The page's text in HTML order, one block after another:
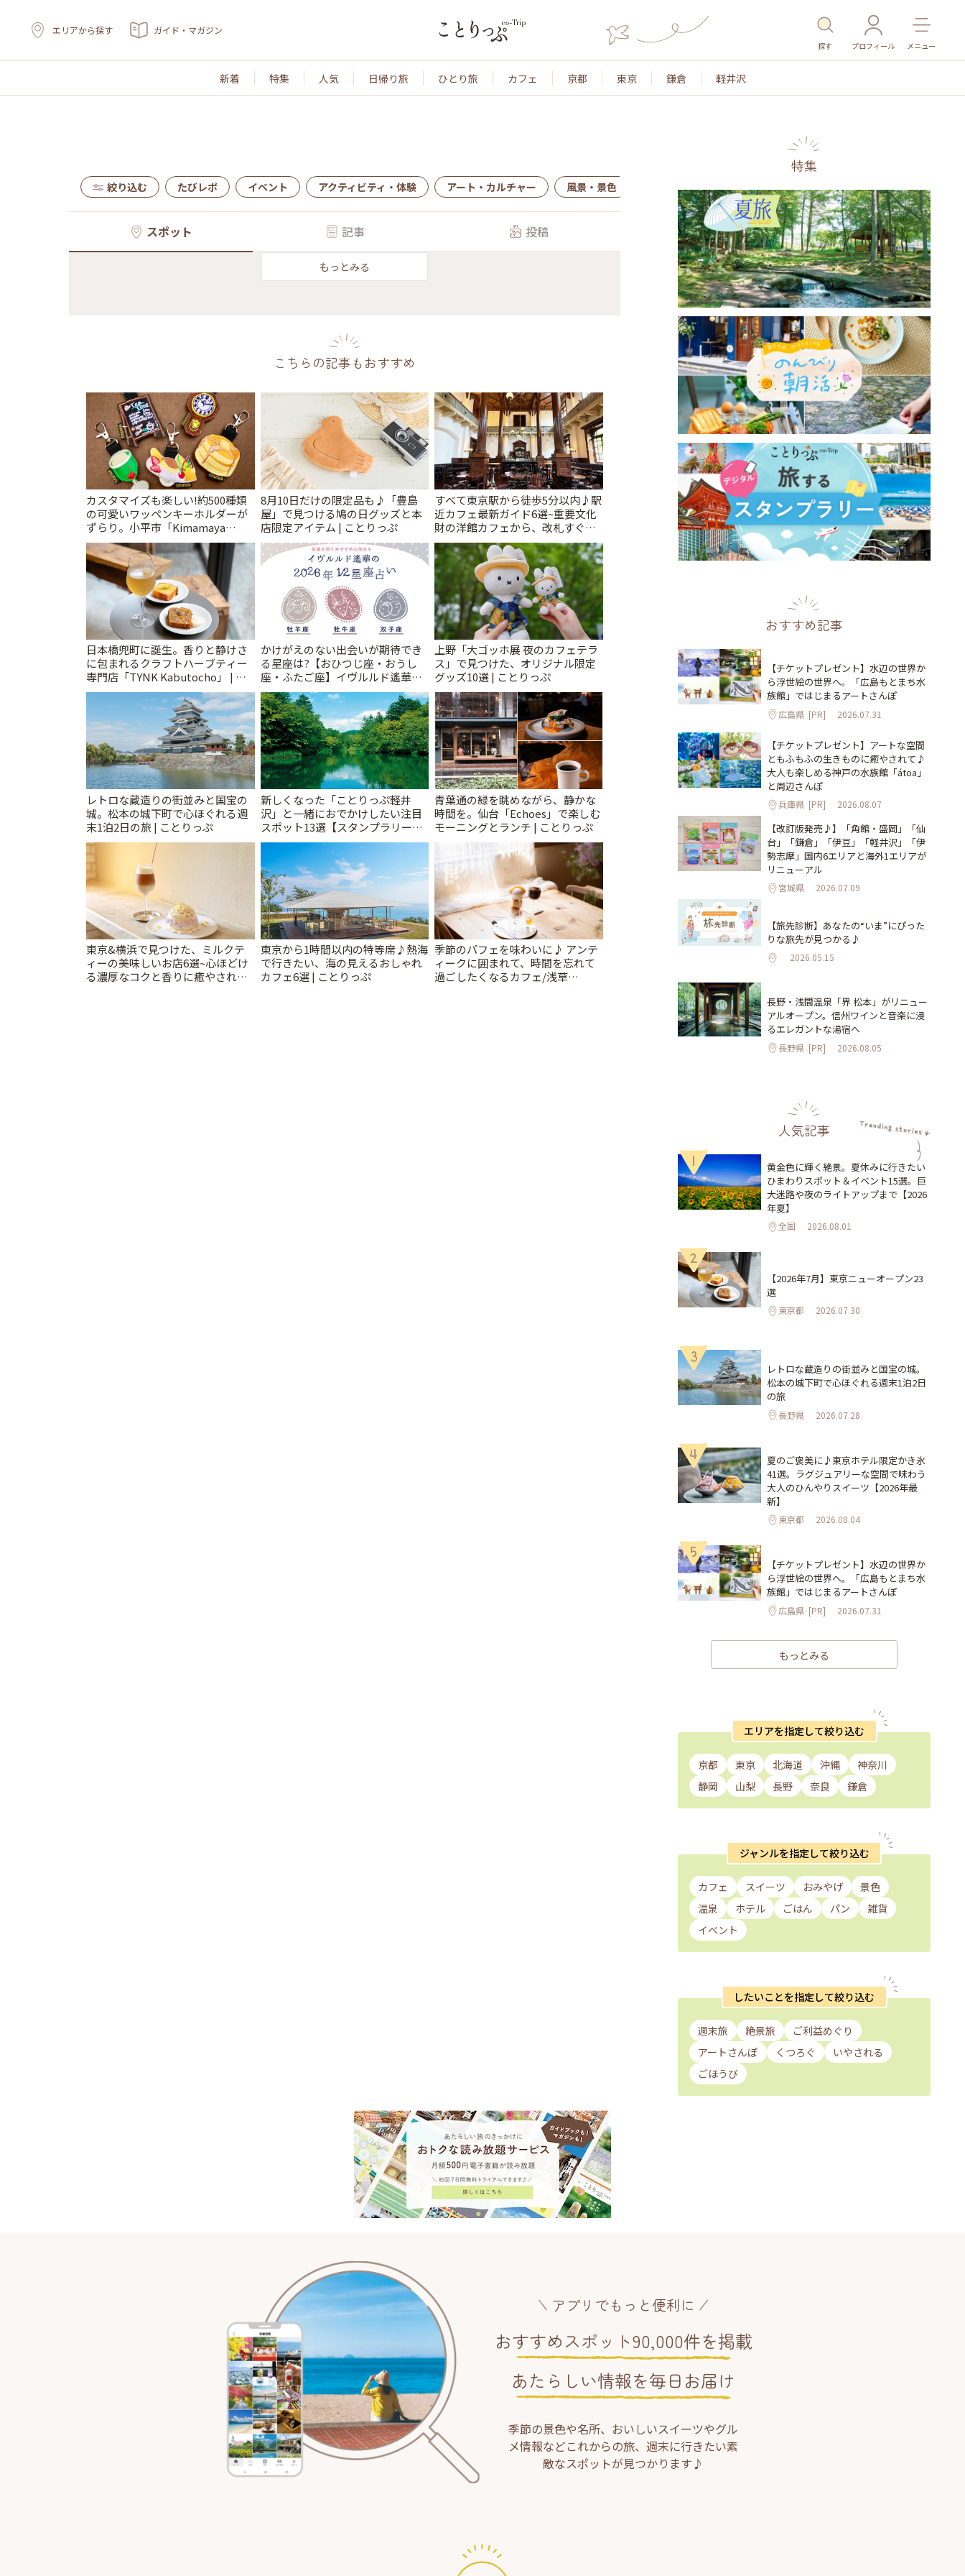
エリアから探す ガイド・マガジン
探す プロフィール メニュー
新着 特集 人気 日帰り旅 ひとり旅 カフェ 京都 東京 鎌倉 軽井沢
絞り込む たびレポ イベント アクティビティ・体験 アート・カルチャー 風景・景色 名所・旧跡 温泉・スパ その他施設 ごはん
スポット 記事 投稿
もっとみる
こちらの記事もおすすめ
カスタマイズも楽しい!約500種類
の可愛いワッペンキーホルダーが
ずらり。小平市「Kimamaya
T&K」 | ことりっぷ
8月10日だけの限定品も♪「豊島
屋」で見つける鳩の日グッズと本
店限定アイテム | ことりっぷ
すべて東京駅から徒歩5分以内♪駅
近カフェ最新ガイド6選~重要文化
財の洋館カフェから、改札すぐの
レトロ喫茶まで~ | ことりっぷ
日本橋兜町に誕生。香りと静けさ
に包まれるクラフトハーブティー
専門店「TYNK Kabutocho」 | こ
とりっぷ
かけがえのない出会いが期待でき
る星座は?【おひつじ座・おうし
座・ふたご座】イヴルルド遙華
2026年の幕開け~New Year~ | こと
りっぷ
上野「大ゴッホ展 夜のカフェテラ
ス」で見つけた、オリジナル限定
グッズ10選 | ことりっぷ
レトロな蔵造りの街並みと国宝の
城。松本の城下町で心ほぐれる週
末1泊2日の旅 | ことりっぷ
新しくなった「ことりっぷ軽井
沢」と一緒におでかけしたい注目
スポット13選【スタンプラリー開
催中】 | ことりっぷ
青葉通の緑を眺めながら、静かな
時間を。仙台「Echoes」で楽しむ
モーニングとランチ | ことりっぷ
東京&横浜で見つけた、ミルクテ
ィーの美味しいお店6選~心ほどけ
る濃厚なコクと香りに癒やされる
東京から1時間以内の特等席♪熱海
で行きたい、海の見えるおしゃれ
カフェ6選 | ことりっぷ
季節のパフェを味わいに♪ アンテ
ィークに囲まれて、時間を忘れて
過ごしたくなるカフェ/浅草
特集
おすすめ記事
【チケットプレゼント】水辺の世界か
ら浮世絵の世界へ。「広島もとまち水
族館」ではじまるアートさんぽ
広島県 [PR] 2026.07.31
【チケットプレゼント】アートな空間
ともふもふの生きものに癒やされて♪
大人も楽しめる神戸の水族館「átoa」
と周辺さんぽ
兵庫県 [PR] 2026.08.07
【改訂版発売♪】「角館・盛岡」「仙
台」「鎌倉」「伊豆」「軽井沢」「伊
勢志摩」国内6エリアと海外1エリアが
リニューアル
宮城県 2026.07.09
【旅先診断】あなたの“いま”にぴった
りな旅先が見つかる♪
2026.05.15
長野・浅間温泉「界 松本」がリニュー
アルオープン。信州ワインと音楽に浸
るエレガントな湯宿へ
長野県 [PR] 2026.08.05
人気記事
1
黄金色に輝く絶景。夏休みに行きたい
ひまわりスポット＆イベント15選。巨
大迷路や夜のライトアップまで【2026
年夏】
全国 2026.08.01
2
【2026年7月】東京ニューオープン23
選
東京都 2026.07.30
3
レトロな蔵造りの街並みと国宝の城。
松本の城下町で心ほぐれる週末1泊2日
の旅
長野県 2026.07.28
4
夏のご褒美に♪東京ホテル限定かき氷
41選。ラグジュアリーな空間で味わう
大人のひんやりスイーツ【2026年最
新】
東京都 2026.08.04
5
【チケットプレゼント】水辺の世界か
ら浮世絵の世界へ。「広島もとまち水
族館」ではじまるアートさんぽ
広島県 [PR] 2026.07.31
もっとみる
エリアを指定して絞り込む
京都 東京 北海道 沖縄
神奈川
静岡
山梨 長野 奈良 鎌倉
ジャンルを指定して絞り込む
カフェ スイーツ おみやげ
景色
温泉
ホテル ごはん パン
雑貨
イベント
したいことを指定して絞り込む
週末旅 絶景旅
ご利益めぐり
アートさんぽ
くつろぐ
いやされる
ごほうび
アプリでもっと便利に
おすすめスポット90,000件を掲載
あたらしい情報を毎日お届け
季節の景色や名所、おいしいスイーツやグル
メ情報などこれからの旅、週末に行きたい素
敵なスポットが見つかります♪